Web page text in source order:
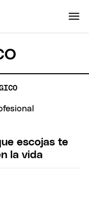
escojas te
la vida